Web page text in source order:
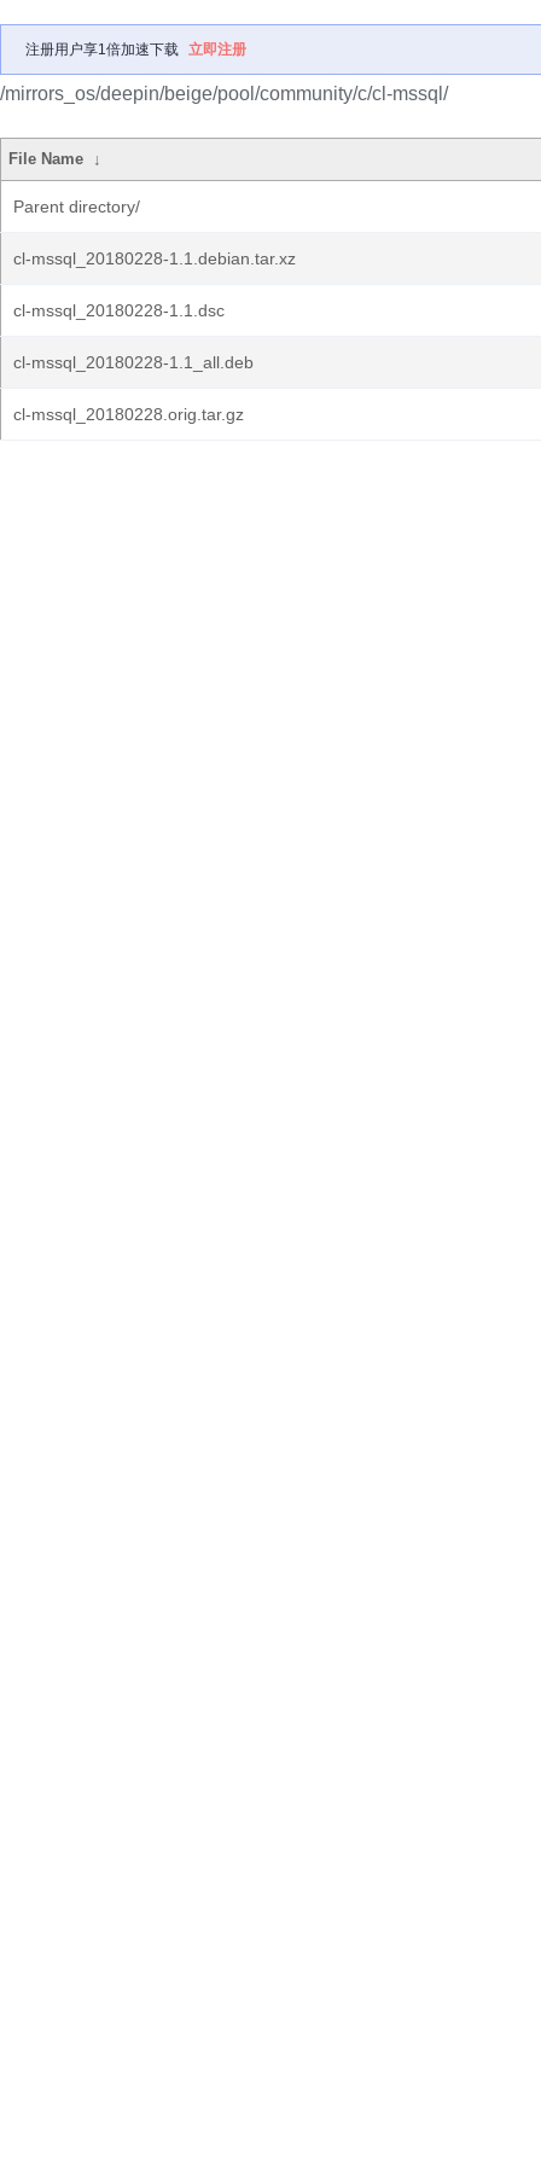
注册用户享1倍加速下载 立即注册
/mirrors_os/deepin/beige/pool/community/c/cl-mssql/
File Name ↓
Parent directory/
cl-mssql_20180228-1.1.debian.tar.xz
cl-mssql_20180228-1.1.dsc
cl-mssql_20180228-1.1_all.deb
cl-mssql_20180228.orig.tar.gz